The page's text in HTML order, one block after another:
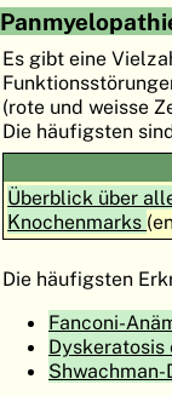
Es gibt eine
(rote und weisse
Die häufigsten
Überblick über
Knochenmarks
Die häufigsten
Fanconi-
Dyskeratosis